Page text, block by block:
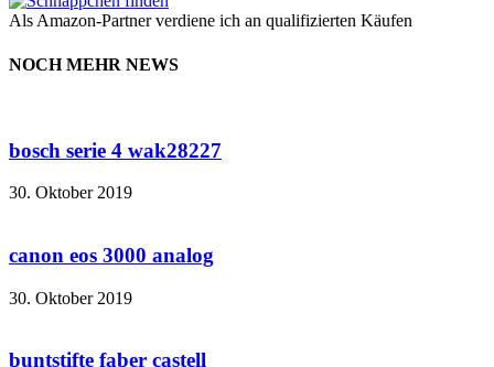
Als Amazon-Partner verdiene ich an qualifizierten Käufen
NOCH MEHR NEWS
bosch serie 4 wak28227
30. Oktober 2019
canon eos 3000 analog
30. Oktober 2019
buntstifte faber castell